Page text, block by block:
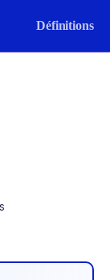
Définitions